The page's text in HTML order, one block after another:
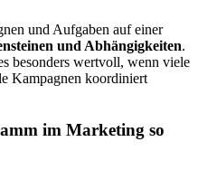
und Aufgaben auf einer
und Abhängigkeiten.
besonders wertvoll, wenn viele
Kampagnen koordiniert
im Marketing so